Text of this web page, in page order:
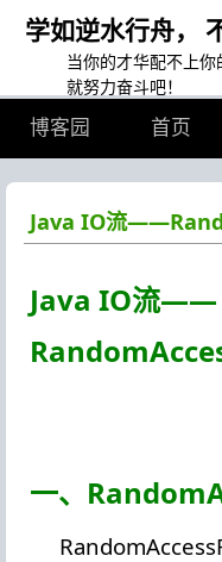
学如逆水行舟，
当你的才华配不上
就努力奋斗吧！
博客园
首页
Java IO流
Java IO流——
一、